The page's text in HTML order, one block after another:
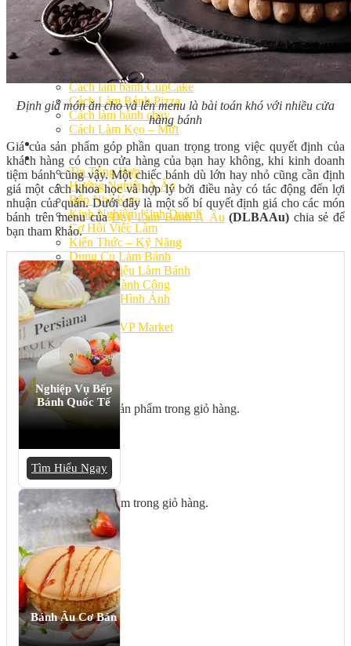
Cách Làm Bánh Trung Thu
Cách Làm Bánh Flan
Cách Làm Bánh Bao
Cách Làm Bánh Bông Lan
Cách Làm Bánh Su Kem
Cách làm bánh CupCake
Cách Làm Bánh Pizza
Cách làm bánh chay
Cách Làm Kẹo – Mứt
Video
Tin tức
Tin Tổng Hợp
Hướng Nghiệp Á Âu
Bếp Nhà Kate
Kinh Nghiệm Kinh Doanh
Cơ Hội Việc Làm
Kiến Thức – Kỹ Năng
Dụng Cụ Làm Bánh
Nguyên Liệu Làm Bánh
Gương Thành Công
Thư Viện Hình Ảnh
Hỏi Đáp
Siêu thị ĐVP Market
Việc Làm
Chưa có sản phẩm trong giỏ hàng.
Giỏ hàng
Chưa có sản phẩm trong giỏ hàng.
Định giá món ăn cho và lên menu là bài toán khó với nhiều cửa
hàng bánh
Giá của sản phẩm góp phần quan trọng trong việc quyết định của
khách hàng có chọn cửa hàng của bạn hay không, khi kinh doanh
tiệm bánh cũng vậy. Một chiếc bánh dù lớn hay nhỏ cũng cần định
giá một cách khoa học và hợp lý bởi điều này có tác động đến lợi
nhuận của quán. Dưới đây là một số bí quyết định giá cho các món
bánh trên menu củaDạy Làm Bánh Á Âu (DLBAAu) chia sẻ để
bạn tham khảo.
Nghiệp Vụ Bếp
Bánh Quốc Tế
Tìm Hiểu Ngay
Bánh Âu Cơ Bản